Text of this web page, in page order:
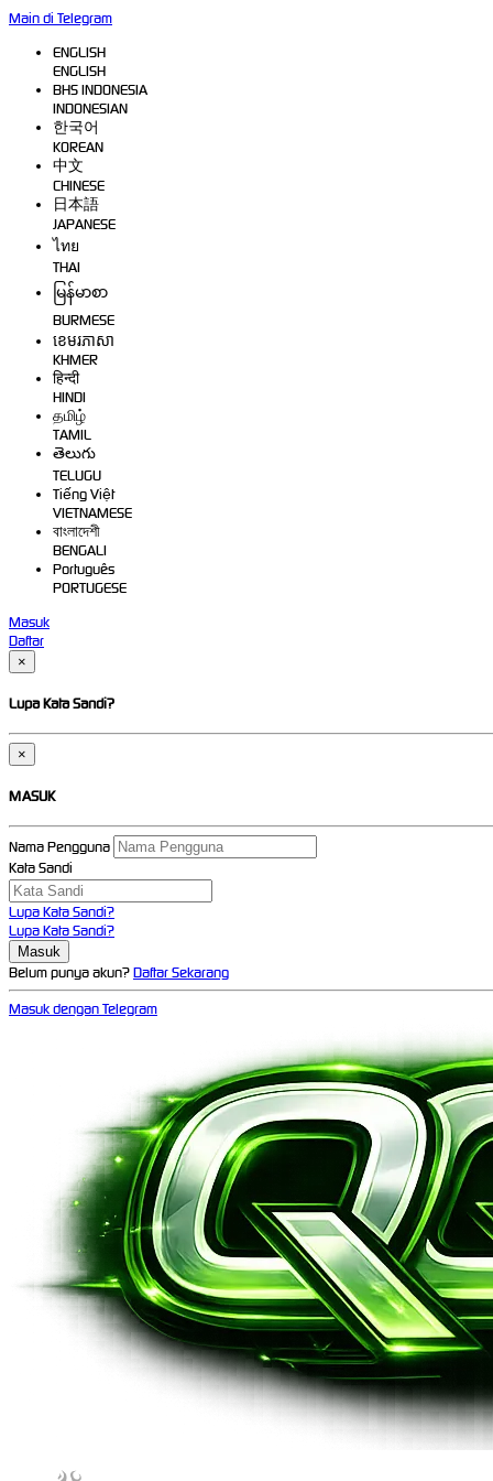
Main di Telegram
ENGLISH
ENGLISH
BHS INDONESIA
INDONESIAN
한국어
KOREAN
中文
CHINESE
日本語
JAPANESE
ไทย
THAI
မြန်မာစာ
BURMESE
ខេមរភាសា
KHMER
हिन्दी
HINDI
தமிழ்
TAMIL
తెలుగు
TELUGU
Tiếng Việt
VIETNAMESE
বাংলাদেশী
BENGALI
Português
PORTUGESE
Masuk
Daftar
×
Lupa Kata Sandi?
×
MASUK
Nama Pengguna
Kata Sandi
Lupa Kata Sandi?
Lupa Kata Sandi?
Belum punya akun?Daftar Sekarang
Masuk dengan Telegram